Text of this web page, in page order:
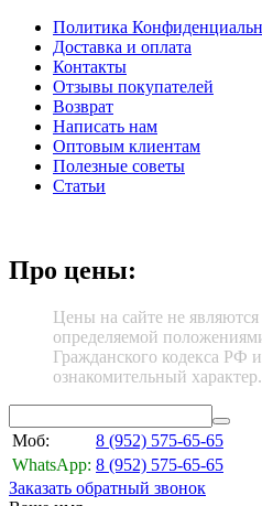
Политика
Доставка и оплата
Контакты
Отзывы покупателей
Возврат
Написать нам
Оптовым клиентам
Полезные советы
Статьи
Про цены:
Цены на сайте не
определяемой
Гражданского кодекса РФ
ознакомительный характер.
Моб: 8 (952) 575-65-65
WhatsApp: 8 (952) 575-65-65
Заказать обратный звонок